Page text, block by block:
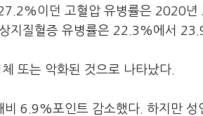
이던 고혈압 유병률은 2020
지질혈증 유병률은 22.3%에서
또는 악화된 것으로 나타났다.
6.9%포인트 감소했다. 하지만 성